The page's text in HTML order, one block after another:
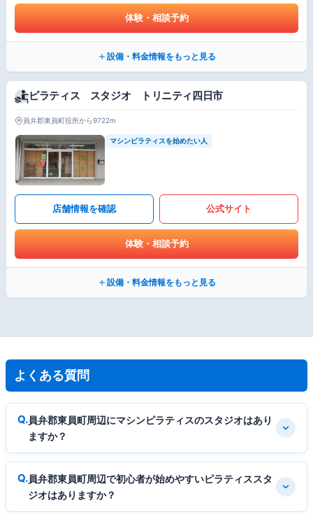
体験・相談予約
設備・料金情報をもっと見る
ピラティス スタジオ トリニティ四日市
員弁郡東員町役所から9722m
マシンピラティスを始めたい人
店舗情報を確認 公式サイト
体験・相談予約
設備・料金情報をもっと見る
よくある質問
員弁郡東員町周辺にマシンピラティスのスタジオはあり
ますか？
員弁郡東員町周辺で初心者が始めやすいピラティススタ
ジオはありますか？